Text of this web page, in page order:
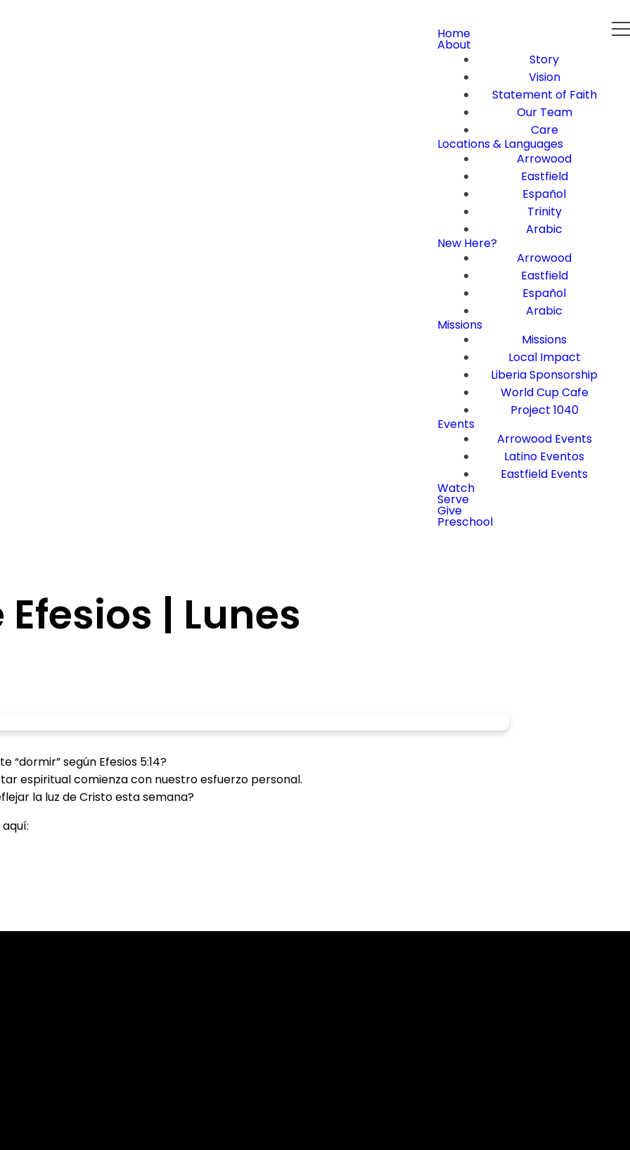
Home
About
Story
Vision
Statement of Faith
Our Team
Care
Locations & Languages
Arrowood
Eastfield
Español
Trinity
Arabic
New Here?
Arrowood
Eastfield
Español
Arabic
Missions
Missions
Local Impact
Liberia Sponsorship
World Cup Cafe
Project 1040
Events
Arrowood Events
Latino Eventos
Eastfield Events
Watch
Serve
Give
Preschool
Efesios | Lunes
“dormir” según Efesios 5:14?
espiritual comienza con nuestro esfuerzo personal.
la luz de Cristo esta semana?